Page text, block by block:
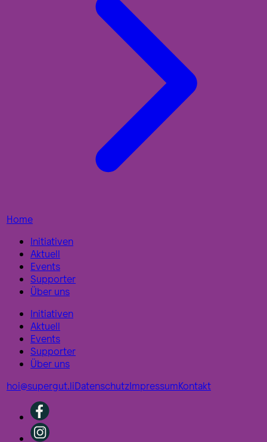
Home
Initiativen
Aktuell
Events
Supporter
Über uns
Initiativen
Aktuell
Events
Supporter
Über uns
hoi@supergut.liDatenschutzImpressumKontakt